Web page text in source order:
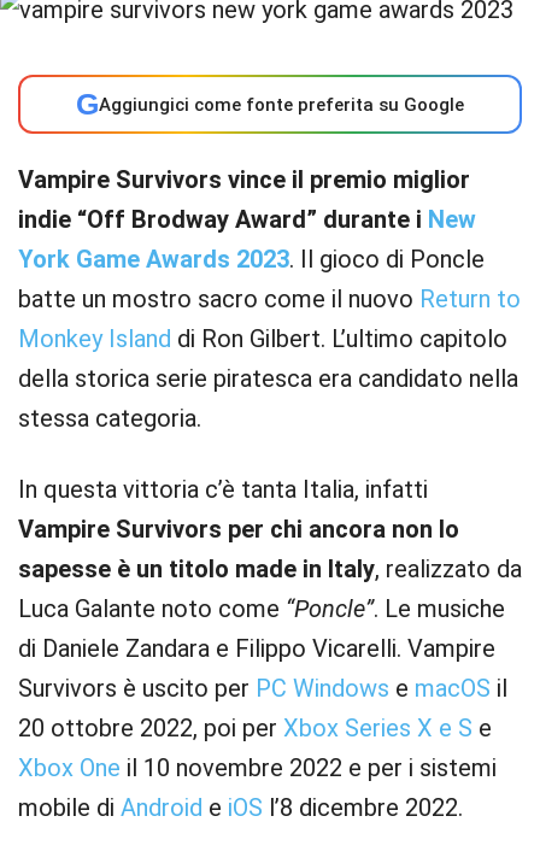
GAggiungici come fonte preferita su Google
Vampire Survivors vince il premio miglior
indie “Off Brodway Award” durante i New
York Game Awards 2023. Il gioco di Poncle
batte un mostro sacro come il nuovo Return to
Monkey Island di Ron Gilbert. L’ultimo capitolo
della storica serie piratesca era candidato nella
stessa categoria.
In questa vittoria c’è tanta Italia, infatti
Vampire Survivors per chi ancora non lo
sapesse è un titolo made in Italy, realizzato da
Luca Galante noto come “Poncle”. Le musiche
di Daniele Zandara e Filippo Vicarelli. Vampire
Survivors è uscito per PC Windows e macOS il
20 ottobre 2022, poi per Xbox Series X e S e
Xbox One il 10 novembre 2022 e per i sistemi
mobile di Android e iOS l’8 dicembre 2022.